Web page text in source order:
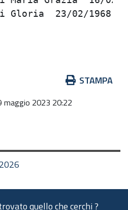
STAMPA
maggio 2023 20:22
quello che cerchi ?